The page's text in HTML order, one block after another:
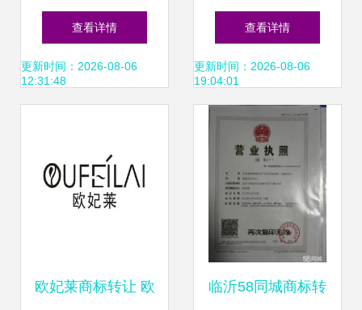
转让 快速获取“供
应运输工具”等优质
查看详情
更新时间：2026-08-06
12:31:48
后与娃哈哈的商标
转让实践
查看详情
更新时间：2026-08-06
19:04:01
欧妃莱商标转让 欧 临沂58同城商标转